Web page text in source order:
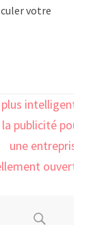
votre
intelligente
publicité pour
une entreprise
ouverte